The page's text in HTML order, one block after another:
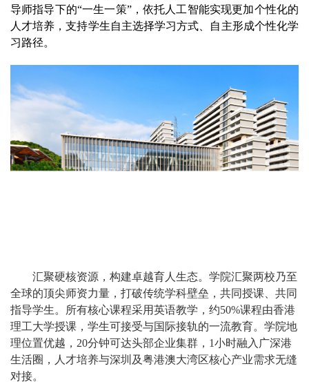
导师指导下的“一生一策”，依托人工智能实现更加个性化的
人才培养，支持学生自主选择学习方式、自主形成个性化学
习路径。
汇聚硬核资源，构建卓越育人生态。学院汇聚两校乃至
全球的顶尖师资力量，打破传统学科壁垒，共同授课、共同
指导学生。所有核心课程采用英语教学，约50%课程由香港
理工大学授课，学生可接受与国际接轨的一流教育。学院地
理位置优越，20分钟可达头部企业集群，1小时融入广深港
生活圈，人才培养与深圳及粤港澳大湾区核心产业需求无缝
对接。